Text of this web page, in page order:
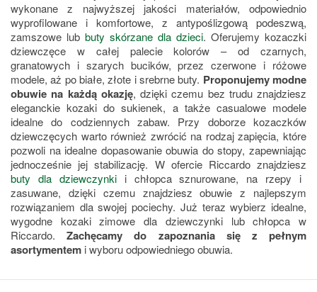
wykonane z najwyższej jakości materiałów, odpowiednio
wyprofilowane i komfortowe, z antypoślizgową podeszwą,
zamszowe lub buty skórzane dla dzieci. Oferujemy kozaczki
dziewczęce w całej palecie kolorów – od czarnych,
granatowych i szarych bucików, przez czerwone i różowe
modele, aż po białe, złote i srebrne buty. Proponujemy modne
obuwie na każdą okazję, dzięki czemu bez trudu znajdziesz
eleganckie kozaki do sukienek, a także casualowe modele
idealne do codziennych zabaw. Przy doborze kozaczków
dziewczęcych warto również zwrócić na rodzaj zapięcia, które
pozwoli na idealne dopasowanie obuwia do stopy, zapewniając
jednocześnie jej stabilizację. W ofercie Riccardo znajdziesz
buty dla dziewczynkii chłopca sznurowane, na rzepy i
zasuwane, dzięki czemu znajdziesz obuwie z najlepszym
rozwiązaniem dla swojej pociechy. Już teraz wybierz idealne,
wygodne kozaki zimowe dla dziewczynki lub chłopca w
Riccardo. Zachęcamy do zapoznania się z pełnym
asortymentem i wyboru odpowiedniego obuwia.